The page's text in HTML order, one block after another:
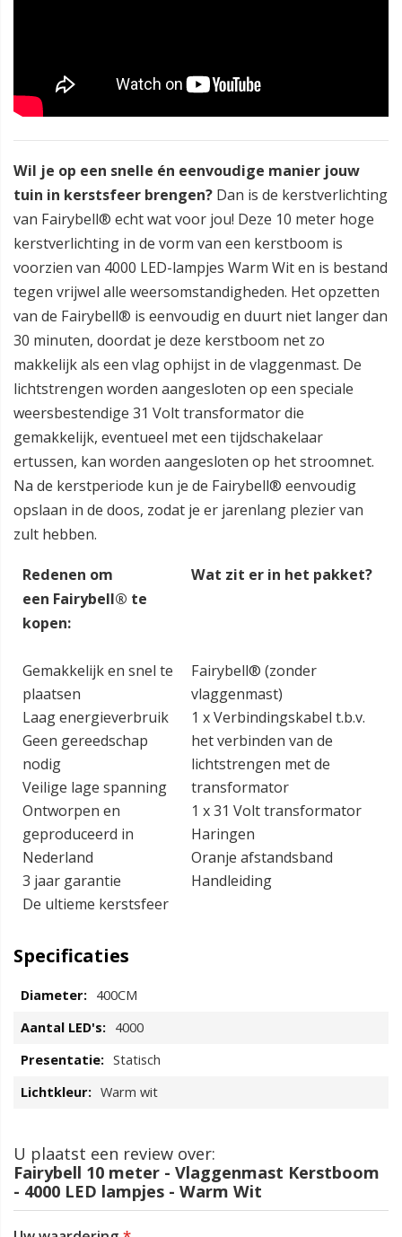
Wil je op een snelle én eenvoudige manier jouw
tuin in kerstsfeer brengen? Dan is de kerstverlichting
van Fairybell® echt wat voor jou! Deze 10 meter hoge
kerstverlichting in de vorm van een kerstboom is
voorzien van 4000 LED-lampjes Warm Wit en is bestand
tegen vrijwel alle weersomstandigheden. Het opzetten
van de Fairybell® is eenvoudig en duurt niet langer dan
30 minuten, doordat je deze kerstboom net zo
makkelijk als een vlag ophijst in de vlaggenmast. De
lichtstrengen worden aangesloten op een speciale
weersbestendige 31 Volt transformator die
gemakkelijk, eventueel met een tijdschakelaar
ertussen, kan worden aangesloten op het stroomnet.
Na de kerstperiode kun je de Fairybell® eenvoudig
opslaan in de doos, zodat je er jarenlang plezier van
zult hebben.
Redenen om
een Fairybell® te
kopen:
Wat zit er in het pakket?
Gemakkelijk en snel te
plaatsen
Laag energieverbruik
Geen gereedschap
nodig
Veilige lage spanning
Ontworpen en
geproduceerd in
Nederland
3 jaar garantie
De ultieme kerstsfeer
Fairybell® (zonder
vlaggenmast)
1 x Verbindingskabel t.b.v.
het verbinden van de
lichtstrengen met de
transformator
1 x 31 Volt transformator
Haringen
Oranje afstandsband
Handleiding
Specificaties
400CM
4000
Statisch
Warm wit
U plaatst een review over:
Fairybell 10 meter - Vlaggenmast Kerstboom
- 4000 LED lampjes - Warm Wit